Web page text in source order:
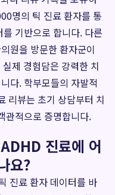
명의 틱 진료 환자를 통
기반으로 합니다. 다른
원을 방문한 환자군이
제 경험담은 강력한 치
다. 학부모들의 자발적
리뷰는 초기 상담부터 치
관적으로 증명합니다.
진료에 어
요?
진료 환자 데이터를 바